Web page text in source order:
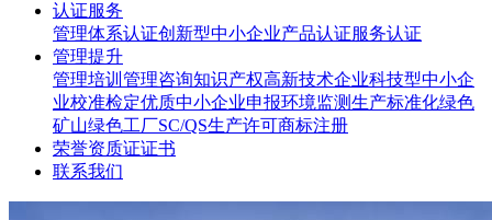
认证服务
管理体系认证创新型中小企业产品认证服务认证
管理提升
管理培训 管理咨询知识产权高新技术企业科技型中小企
业校准检定优质中小企业申报环境监测生产标准化绿色
矿山绿色工厂SC/QS生产许可商标注册
荣誉资质证证书
联系我们